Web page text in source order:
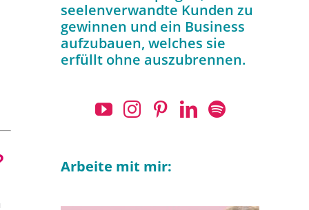
seelenverwandte Kunden zu
gewinnen und ein Business
aufzubauen, welches sie
erfüllt ohne auszubrennen.
Arbeite mit mir: